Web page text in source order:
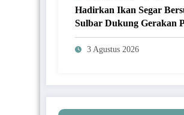
Hadirkan Ikan Segar
Sulbar Dukung Gerakan
Jangkau Masyarakat
3 Agustus 2026